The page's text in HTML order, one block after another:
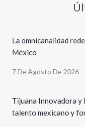
La omnicanalidad
México
7 De Agosto De 2026
Tijuana Innovadora y
talento mexicano y